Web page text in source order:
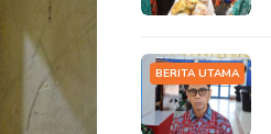
BERITA UTAMA